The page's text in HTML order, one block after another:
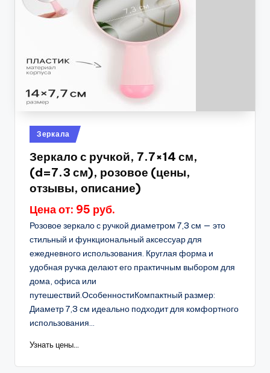
Опубликовано
в
Зеркала
Зеркало с ручкой, 7.7×14 см,
(d=7.3 см), розовое (цены,
отзывы, описание)
Цена от: 95 руб.
Розовое зеркало с ручкой диаметром 7,3 см — это
стильный и функциональный аксессуар для
ежедневного использования. Круглая форма и
удобная ручка делают его практичным выбором для
дома, офиса или
путешествий.ОсобенностиКомпактный размер:
Диаметр 7,3 см идеально подходит для комфортного
использования...
Узнать цены...